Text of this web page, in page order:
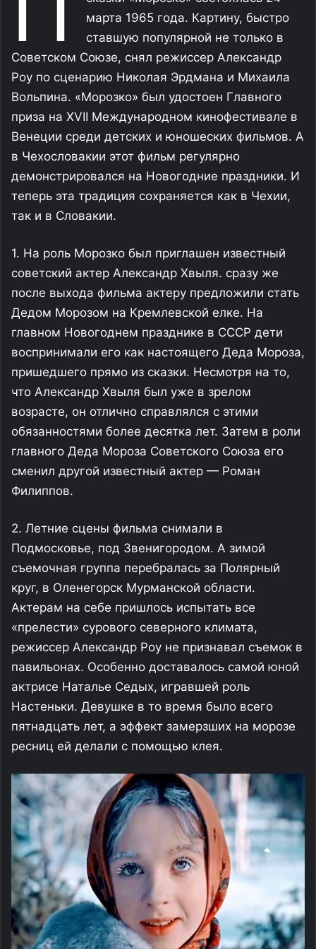
марта 1965 года. Картину, быстро
ставшую популярной не только в
Советском Союзе, снял режиссер Александр
Роу по сценарию Николая Эрдмана и Михаила
Вольпина. «Морозко» был удостоен Главного
приза на XVII Международном кинофестивале в
Венеции среди детских и юношеских фильмов. А
в Чехословакии этот фильм регулярно
демонстрировался на Новогодние праздники. И
теперь эта традиция сохраняется как в Чехии,
так и в Словакии.
1. На роль Морозко был приглашен известный
советский актер Александр Хвыля. сразу же
после выхода фильма актеру предложили стать
Дедом Морозом на Кремлевской елке. На
главном Новогоднем празднике в СССР дети
воспринимали его как настоящего Деда Мороза,
пришедшего прямо из сказки. Несмотря на то,
что Александр Хвыля был уже в зрелом
возрасте, он отлично справлялся с этими
обязанностями более десятка лет. Затем в роли
главного Деда Мороза Советского Союза его
сменил другой известный актер — Роман
Филиппов.
2. Летние сцены фильма снимали в
Подмосковье, под Звенигородом. А зимой
съемочная группа перебралась за Полярный
круг, в Оленегорск Мурманской области.
Актерам на себе пришлось испытать все
«прелести» сурового северного климата,
режиссер Александр Роу не признавал съемок в
павильонах. Особенно доставалось самой юной
актрисе Наталье Седых, игравшей роль
Настеньки. Девушке в то время было всего
пятнадцать лет, а эффект замерзших на морозе
ресниц ей делали с помощью клея.